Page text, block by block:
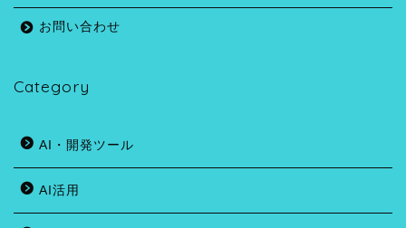
お問い合わせ
Category
AI・開発ツール
AI活用